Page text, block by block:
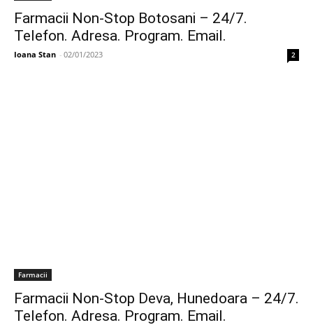
Farmacii Non-Stop Botosani – 24/7.
Telefon. Adresa. Program. Email.
Ioana Stan - 02/01/2023 2
Farmacii
Farmacii Non-Stop Deva, Hunedoara – 24/7.
Telefon. Adresa. Program. Email.